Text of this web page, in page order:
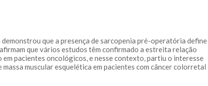
que a presença de sarcopenia pré-operatória define
que vários estudos têm confirmado a estreita relação
pacientes oncológicos, e nesse contexto, partiu o interesse
muscular esquelética em pacientes com câncer colorretal